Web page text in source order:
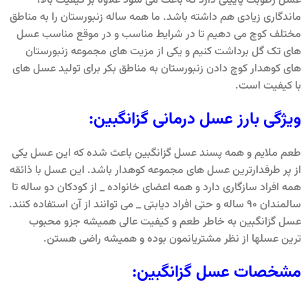
ماندگاری زیادی هم داشته باشد. ما همه ساله زنبورستان را به مناطق
مختلف کوچ می دهیم تا در شرایط مناسب و در موقع مناسب عسل
های تک گل برداشت کنیم و یکی از مزیت های مجموعه زنبورستان
های کوهدار کوچ دادن زنبورستان به مناطق بکر برای تولید عسل های
با کیفیت است.
ویژگی بارز عسل درمانی گزانگبین:
طعم ملایم و همه پسند عسل گزانگبین باعث شده که این عسل یکی
از پر طرفدارترین عسل های مجموعه کوهدار باشد. این عسل با ذائقه
همه افراد سازگاری دارد و همه اعضای خانواده _ از کودکان دو ساله تا
سالمندان 90 ساله و حتی افراد دیابتی _ می توانند از آن استفاده کنند.
عسل گزانگبین به خاطر طعم و کیفیت عالی همیشه جزو محبوب
ترین عسلها از نظر مشتریانمون بوده و همیشه راضی هستن.
مشخصات عسل گزانگبین: